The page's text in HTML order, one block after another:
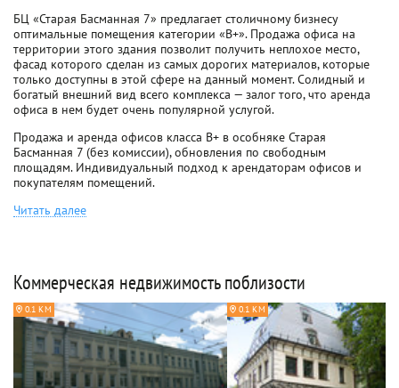
БЦ «Старая Басманная 7» предлагает столичному бизнесу
оптимальные помещения категории «В+». Продажа офиса на
территории этого здания позволит получить неплохое место,
фасад которого сделан из самых дорогих материалов, которые
только доступны в этой сфере на данный момент. Солидный и
богатый внешний вид всего комплекса — залог того, что аренда
офиса в нем будет очень популярной услугой.
Продажа и аренда офисов класса B+ в особняке Старая
Басманная 7 (без комиссии), обновления по свободным
площадям. Индивидуальный подход к арендаторам офисов и
покупателям помещений.
Читать далее
Коммерческая недвижимость поблизости
0.1 КМ 0.1 КМ